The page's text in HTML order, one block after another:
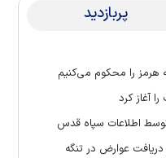
پربازدید
هرمز را محکوم می‌کنیم
آغاز کرد
توسط اطلاعات سپاه قدس
عوارض در تنگه